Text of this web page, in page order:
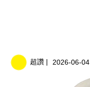
超讚 | 2026-06-04